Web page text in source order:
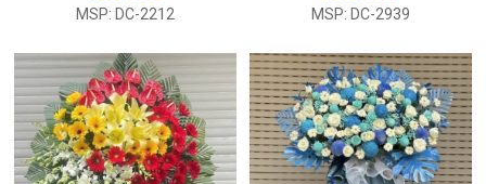
MSP: DC-2212
MSP: DC-2939